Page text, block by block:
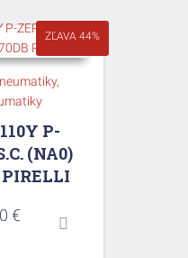
ZĽAVA 44%
P-
(NA0)
€ Aktuálna